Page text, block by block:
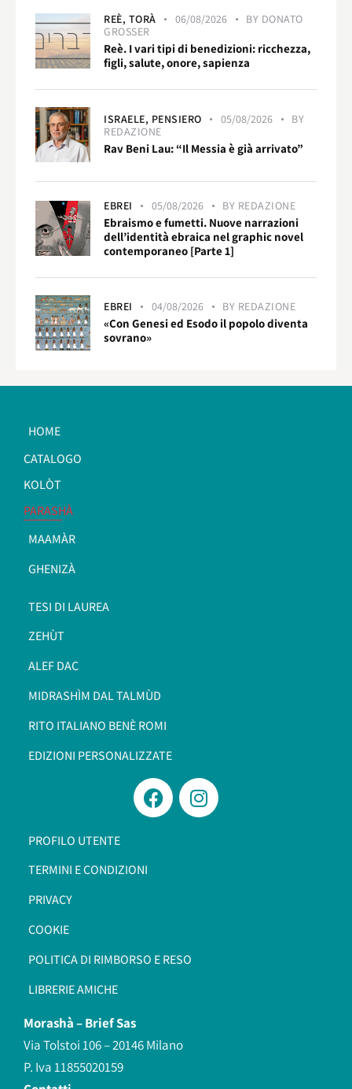
REÈ, TORÀ 06/08/2026 BY DONATO
GROSSER
Reè. I vari tipi di benedizioni: ricchezza,
figli, salute, onore, sapienza
ISRAELE, PENSIERO 05/08/2026
BY
REDAZIONE
Rav Beni Lau: “Il Messia è già arrivato”
EBREI 05/08/2026 BY REDAZIONE
Ebraismo e fumetti. Nuove narrazioni
dell’identità ebraica nel graphic novel
contemporaneo [Parte 1]
EBREI 04/08/2026 BY REDAZIONE
«Con Genesi ed Esodo il popolo diventa
sovrano»
HOME
CATALOGO
KOLÒT
PARASHÀ
MAAMÀR
GHENIZÀ
TESI DI LAUREA
ZEHÙT
ALEF DAC
MIDRASHÌM DAL TALMÙD
RITO ITALIANO BENÈ ROMI​
EDIZIONI PERSONALIZZATE
PROFILO UTENTE
TERMINI E CONDIZIONI
PRIVACY
COOKIE
POLITICA DI RIMBORSO E RESO
LIBRERIE AMICHE
Morashà –Brief Sas
Via Tolstoi 106 – 20146 Milano
P. Iva 11855020159